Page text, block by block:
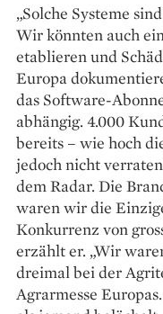
„Solche Systeme
Wir könnten auch
etablieren und
Europa
das Software-
abhängig. 4.000
bereits – wie hoch
jedoch nicht
dem Radar. Die
waren wir die
Konkurrenz von
erzählt er. „Wir
dreimal bei der
Agrarmesse